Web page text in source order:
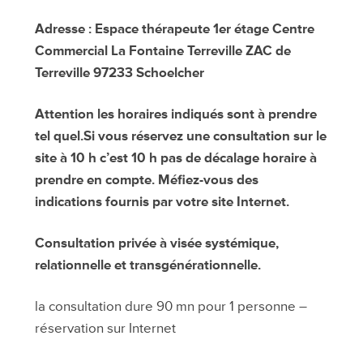
Adresse : Espace thérapeute 1er étage Centre
Commercial La Fontaine Terreville ZAC de
Terreville 97233 Schoelcher
Attention les horaires indiqués sont à prendre
tel quel.Si vous réservez une consultation sur le
site à 10 h c’est 10 h pas de décalage horaire à
prendre en compte. Méfiez-vous des
indications fournis par votre site Internet.
Consultation privée à visée systémique,
relationnelle et transgénérationnelle.
la consultation dure 90 mn pour 1 personne –
réservation sur Internet